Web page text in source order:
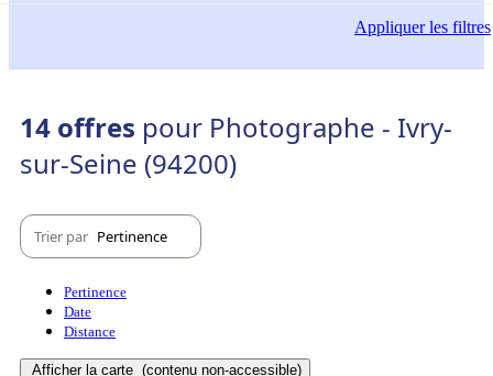
Appliquerles filtres
14 offres pour Photographe - Ivry-
sur-Seine (94200)
Trier par Pertinence
Pertinence
Date
Distance
Afficher la carte (contenu non-accessible)